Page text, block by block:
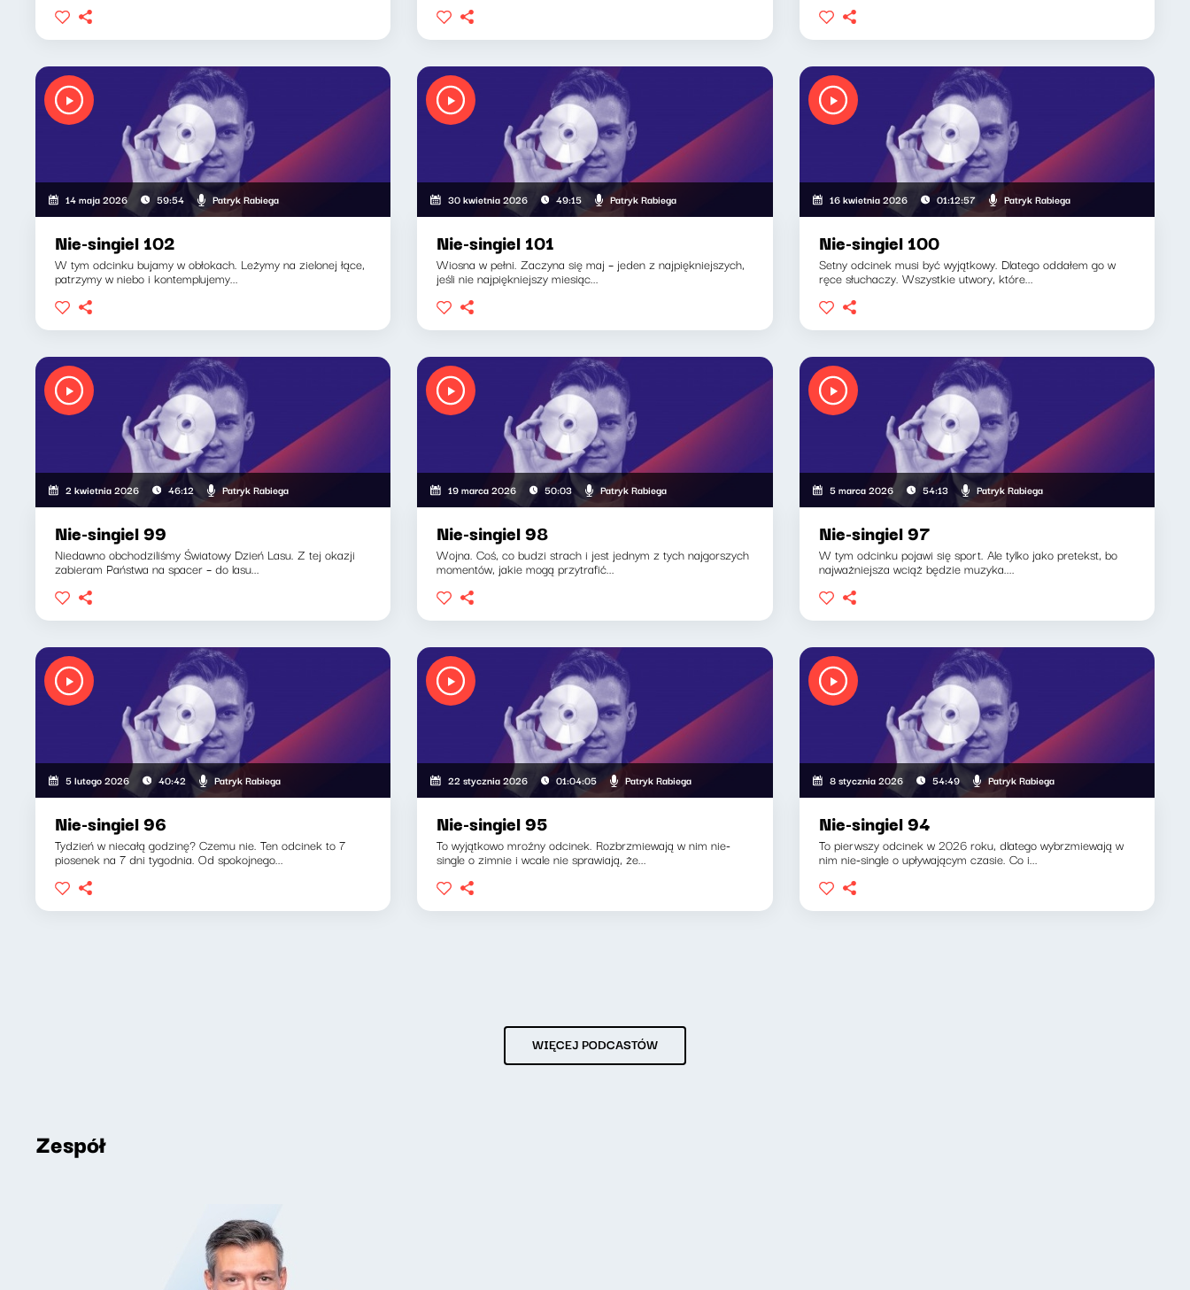
14 maja 2026 59:54 Patryk Rabiega
Nie-singiel 102
W tym odcinku bujamy w obłokach. Leżymy na zielonej łące,
patrzymy w niebo i kontemplujemy...
30 kwietnia 2026 49:15 Patryk Rabiega
Nie-singiel 101
Wiosna w pełni. Zaczyna się maj – jeden z najpiękniejszych,
jeśli nie najpiękniejszy miesiąc...
16 kwietnia 2026 01:12:57 Patryk Rabiega
Nie-singiel 100
Setny odcinek musi być wyjątkowy. Dlatego oddałem go w
ręce słuchaczy. Wszystkie utwory, które...
2 kwietnia 2026 46:12 Patryk Rabiega
Nie-singiel 99
Niedawno obchodziliśmy Światowy Dzień Lasu. Z tej okazji
zabieram Państwa na spacer – do lasu...
19 marca 2026 50:03 Patryk Rabiega
Nie-singiel 98
Wojna. Coś, co budzi strach i jest jednym z tych najgorszych
momentów, jakie mogą przytrafić...
5 marca 2026 54:13 Patryk Rabiega
Nie-singiel 97
W tym odcinku pojawi się sport. Ale tylko jako pretekst, bo
najważniejsza wciąż będzie muzyka....
5 lutego 2026 40:42 Patryk Rabiega
Nie-singiel 96
Tydzień w niecałą godzinę? Czemu nie. Ten odcinek to 7
piosenek na 7 dni tygodnia. Od spokojnego...
22 stycznia 2026 01:04:05 Patryk Rabiega
Nie-singiel 95
To wyjątkowo mroźny odcinek. Rozbrzmiewają w nim nie-
single o zimnie i wcale nie sprawiają, że...
8 stycznia 2026 54:49 Patryk Rabiega
Nie-singiel 94
To pierwszy odcinek w 2026 roku, dlatego wybrzmiewają w
nim nie-single o upływającym czasie. Co i...
WIĘCEJ PODCASTÓW
Zespół